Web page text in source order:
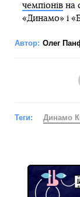
чемпіонівна
«Динамо» і
Автор: Олег
Теги: Динамо